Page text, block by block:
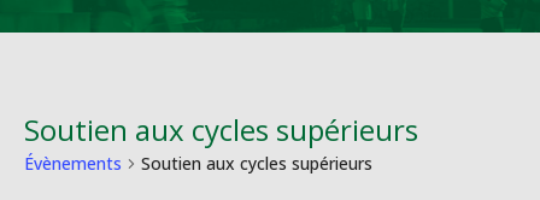
Soutien aux cycles supérieurs
Évènements Soutien aux cycles supérieurs